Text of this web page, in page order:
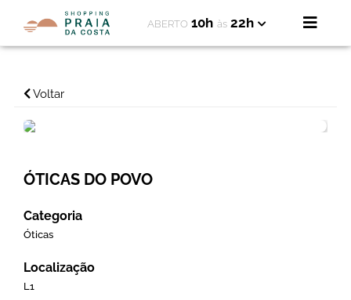
ABERTO 10h às 22h
Voltar
ÓTICAS DO POVO
Categoria
Óticas
Localização
L1